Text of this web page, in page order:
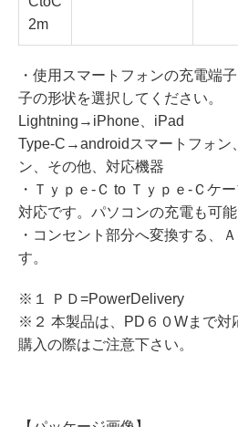
2m
・使用スマートフォンの充電端
子の形状を選択してください。
Lightning→iPhone、iPad
Type-C→androidスマートフォン
ン、その他、対応機器
・Ｔｙｐｅ-Ｃ to Ｔｙｐｅ-Ｃケ
対応です。パソコンの充電も可能
・コンセント部分へ変換する、
す。
※１ ＰＤ=PowerDelivery
※２ 本製品は、PD６０Wまで対
購入の際はご注意下さい。